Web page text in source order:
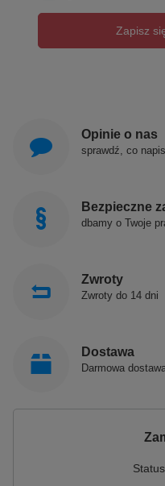
Zapisz
Opinie o nas
sprawdź, co
Bezpieczne
dbamy o Twoje
Zwroty
Zwroty do 14 dni
Dostawa
Darmowa